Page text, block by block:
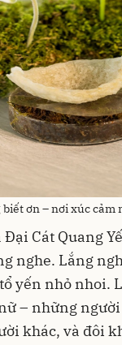
ơn – nơi xúc cảm
Cát Quang
nghe. Lắng
yến nhỏ nhoi.
– những
khác, và đôi